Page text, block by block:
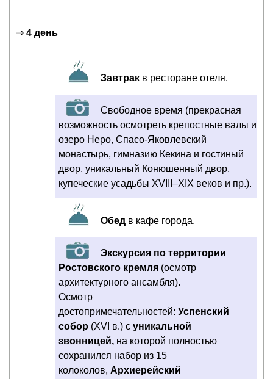
⇒ 4 день
Завтрак в ресторане отеля.
Свободное время (прекрасная
возможность осмотреть крепостные валы и
озеро Неро, Спасо-Яковлевский
монастырь, гимназию Кекина и гостиный
двор, уникальный Конюшенный двор,
купеческие усадьбы XVIII–XIX веков и пр.).
Обед в кафе города.
Экскурсия по территории
Ростовского кремля (осмотр
архитектурного ансамбля).
Осмотр
достопримечательностей: Успенский
собор (XVI в.) с уникальной
звонницей, на которой полностью
сохранился набор из 15
колоколов, Архиерейский